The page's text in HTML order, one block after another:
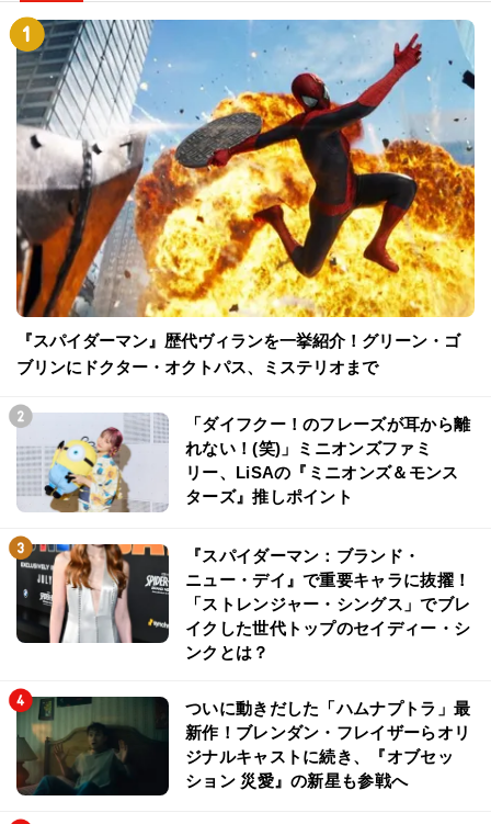
『スパイダーマン』歴代ヴィランを一挙紹介！グリーン・ゴ
ブリンにドクター・オクトパス、ミステリオまで
「ダイフクー！のフレーズが耳から離
れない！(笑)」ミニオンズファミ
リー、LiSAの『ミニオンズ＆モンス
ターズ』推しポイント
『スパイダーマン：ブランド・
ニュー・デイ』で重要キャラに抜擢！
「ストレンジャー・シングス」でブレ
イクした世代トップのセイディー・シ
ンクとは？
ついに動きだした「ハムナプトラ」最
新作！ブレンダン・フレイザーらオリ
ジナルキャストに続き、『オブセッ
ション 災愛』の新星も参戦へ